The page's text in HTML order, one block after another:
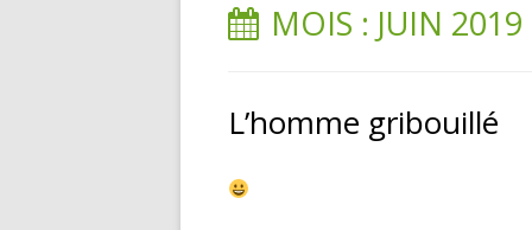
MOIS : JUIN 2019
L’homme gribouillé